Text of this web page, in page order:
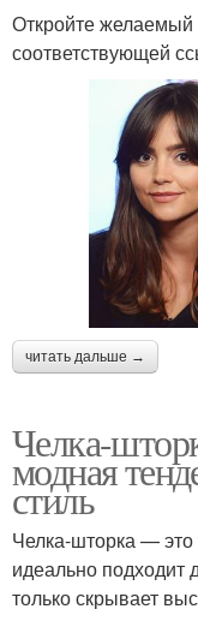
Откройте желаемый
соответствующей
читать дальше →
Челка-
модная
стиль
Челка-шторка — это
идеально
только скрывает